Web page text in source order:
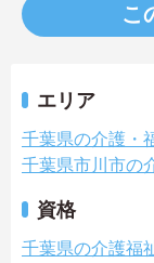
こ
エリア
千葉県の介護・
千葉県市川市の
資格
千葉県の介護福